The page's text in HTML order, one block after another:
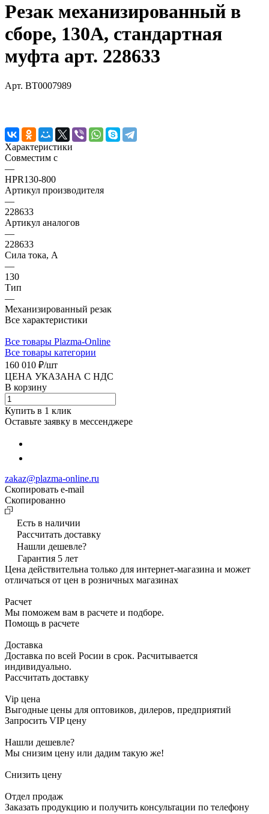
Резак механизированный в
сборе, 130А, стандартная
муфта арт. 228633
Арт. BT0007989
Характеристики
Совместим с
—
HPR130-800
Артикул производителя
—
228633
Артикул аналогов
—
228633
Сила тока, А
—
130
Тип
—
Механизированный резак
Все характеристики
Все товары Plazma-Online
Все товары категории
160 010 ₽/шт
ЦЕНА УКАЗАНА С НДС
В корзину
Купить в 1 клик
Оставьте заявку в мессенджере
zakaz@plazma-online.ru
Скопировать e-mail
Cкопированно
Есть в наличии
Рассчитать доставку
Нашли дешевле?
Гарантия 5 лет
Цена действительна только для интернет-магазина и может
отличаться от цен в розничных магазинах
Расчет
Мы поможем вам в расчете и подборе.
Помощь в расчете
Доставка
Доставка по всей Росии в срок. Расчитывается
индивидуально.
Рассчитать доставку
Vip цена
Выгодные цены для оптовиков, дилеров, предприятий
Запросить VIP цену
Нашли дешевле?
Мы снизим цену или дадим такую же!
Снизить цену
Отдел продаж
Заказать продукцию и получить консультации по телефону